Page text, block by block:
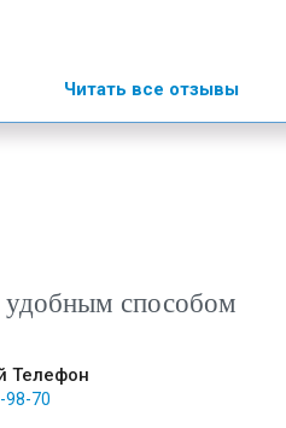
Читать все отзывы
удобным способом
Телефон
98-70